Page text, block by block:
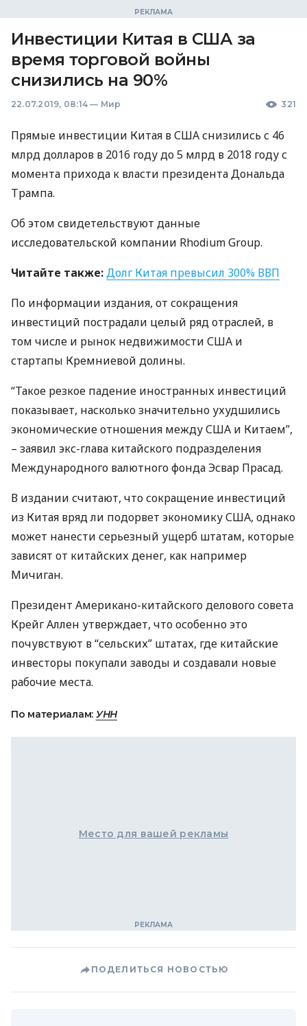
Инвестиции Китая в США за
время торговой войны
снизились на 90%
22.07.2019, 08:14 — Мир 321
Прямые инвестиции Китая вСШАснизились с 46
млрд долларов в 2016 году до 5 млрд в 2018 году с
момента прихода к власти президента Дональда
Трампа.
Об этом свидетельствуют данные
исследовательской компании Rhodium Group.
Читайте также:Долг Китая превысил 300% ВВП
По информации издания, от сокращения
инвестиций пострадали целый ряд отраслей, в
том числе и рынок недвижимости США и
стартапы Кремниевой долины.
“Такое резкое падение иностранных инвестиций
показывает, насколько значительно ухудшились
экономические отношения междуСША и Китаем”,
– заявил экс-глава китайского подразделения
Международного валютного фонда Эсвар Прасад.
В издании считают, что сокращение инвестиций
из Китая вряд ли подорвет экономикуСША, однако
может нанести серьезный ущерб штатам, которые
зависят от китайских денег, как например
Мичиган.
Президент Американо-китайского делового совета
Крейг Аллен утверждает, что особенно это
почувствуют в “сельских” штатах, где китайские
инвесторы покупали заводы и создавали новые
рабочие места.
По материалам: УНН
Место для вашей рекламы
ПОДЕЛИТЬСЯ НОВОСТЬЮ